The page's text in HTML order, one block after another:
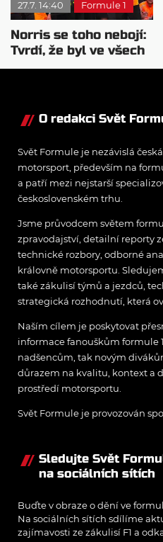
27.7. 14:40 Formule 1
Norris se toho nebojí:
Tvrdí, že byl ve všech
směrech lepší
O redakci Svět
Svět Formule je nezávislá
motorsport, především na
a patří mezi nejstarší
československém trhu.
Jsme průvodcem světem
zpravodajství, detailní reporty
technické rozbory, odborné
královně motorsportu.
také zákulisí týmů a jezdců,
strategická rozhodnutí, která
Naším cílem je poskytovat
informace fanouškům formule
nadšencům, tak novým
důrazem na kvalitu, kontext a
prostředí motorsportu.
Svět Formule je provozován
Sledujte Svět
na sociálních sítích
Buďte v obraze o dění ve formuli
Na sociálních sítích sdílíme
zajímavosti ze zákulisí F1 a